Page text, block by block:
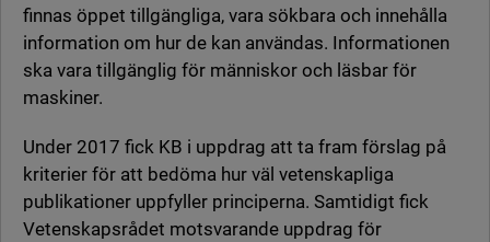
finnas öppet tillgängliga, vara sökbara och innehålla
information om hur de kan användas. Informationen
ska vara tillgänglig för människor och läsbar för
maskiner.
Under 2017 fick KB i uppdrag att ta fram förslag på
kriterier för att bedöma hur väl vetenskapliga
publikationer uppfyller principerna. Samtidigt fick
Vetenskapsrådet motsvarande uppdrag för